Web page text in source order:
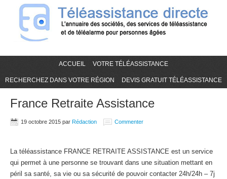
ACCUEIL VOTRE TÉLÉASSISTANCE
RECHERCHEZ DANS VOTRE RÉGION DEVIS GRATUIT TÉLÉASSISTANCE
France Retraite Assistance
19 octobre 2015 par Rédaction Commenter
La téléassistance FRANCE RETRAITE ASSISTANCE est un service
qui permet à une personne se trouvant dans une situation mettant en
péril sa santé, sa vie ou sa sécurité de pouvoir contacter 24h/24h – 7j